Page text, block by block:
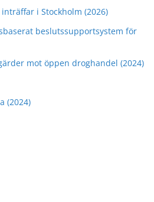
i Stockholm (2026)
beslutssupportsystem för
mot öppen droghandel (2024)
(2024)